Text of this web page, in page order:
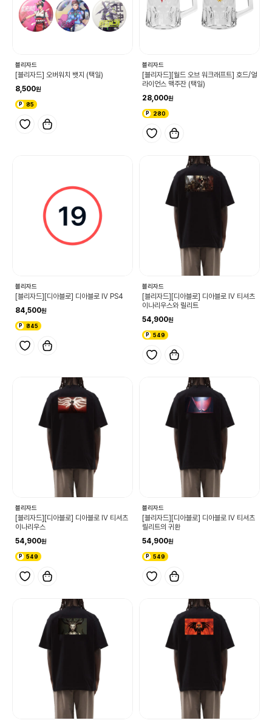
블리자드
[블리자드] 오버워치 뱃지 (택일)
8,500
85
블리자드
[블리자드][월드 오브 워크래프트] 호드/얼
라이언스 맥주잔 (택일)
28,000
280
블리자드
[블리자드][디아블로] 디아블로 IV PS4
84,500
845
블리자드
[블리자드][디아블로] 디아블로 IV 티셔츠
이나리우스와 릴리트
54,900
549
블리자드
[블리자드][디아블로] 디아블로 IV 티셔츠
이나리우스
54,900
549
블리자드
[블리자드][디아블로] 디아블로 IV 티셔츠
릴리트의 귀환
54,900
549